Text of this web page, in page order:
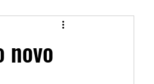
novo